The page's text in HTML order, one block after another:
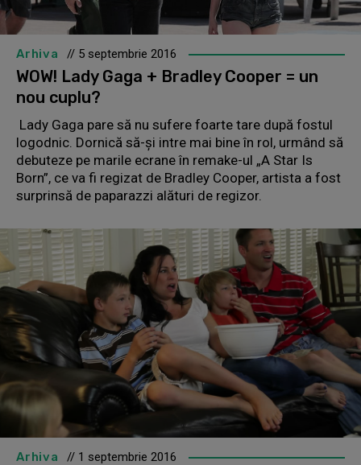
Arhiva // 5 septembrie 2016
WOW! Lady Gaga + Bradley Cooper = un
nou cuplu?
Lady Gaga pare să nu sufere foarte tare după fostul
logodnic. Dornică să-și intre mai bine în rol, urmând să
debuteze pe marile ecrane în remake-ul „A Star Is
Born”, ce va fi regizat de Bradley Cooper, artista a fost
surprinsă de paparazzi alături de regizor.
Arhiva // 1 septembrie 2016